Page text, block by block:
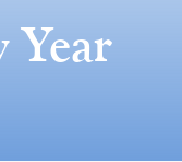
Year